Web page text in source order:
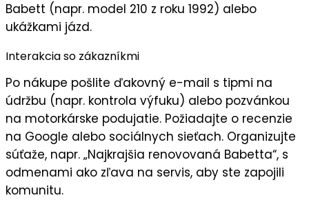
Babett (napr. model 210 z roku 1992) alebo
ukážkami jázd.
Interakcia so zákazníkmi
Po nákupe pošlite ďakovný e-mail s tipmi na
údržbu (napr. kontrola výfuku) alebo pozvánkou
na motorkárske podujatie. Požiadajte o recenzie
na Google alebo sociálnych sieťach. Organizujte
súťaže, napr. „Najkrajšia renovovaná Babetta“, s
odmenami ako zľava na servis, aby ste zapojili
komunitu.